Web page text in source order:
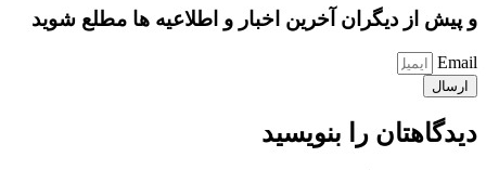
و پیش از دیگران آخرین اخبار و اطلاعیه ها مطلع شوید
Email
ارسال
دیدگاهتان را بنویسید